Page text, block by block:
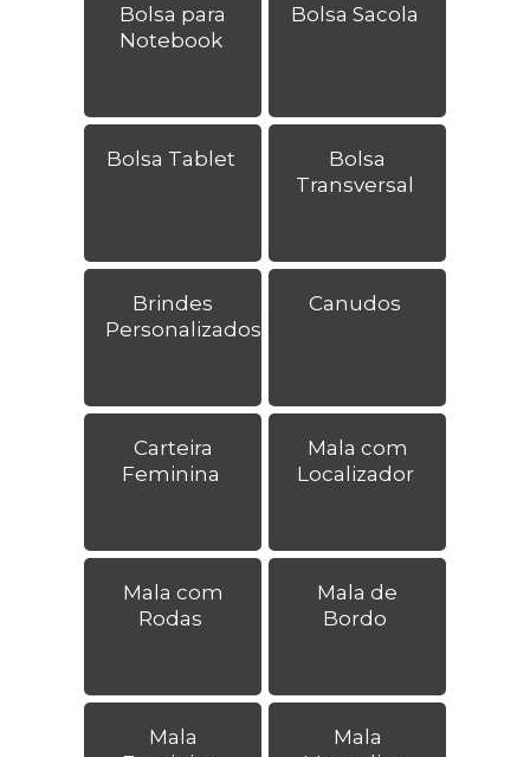
Bolsa para
Notebook
Bolsa Sacola
Bolsa Tablet
Bolsa
Transversal
Brindes
Personalizados
Canudos
Carteira
Feminina
Mala com
Localizador
Mala com
Rodas
Mala de
Bordo
Mala
Mala